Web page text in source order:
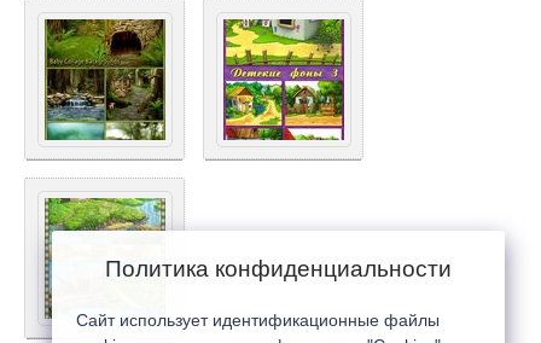
Политика конфиденциальности
Сайт использует идентификационные файлы